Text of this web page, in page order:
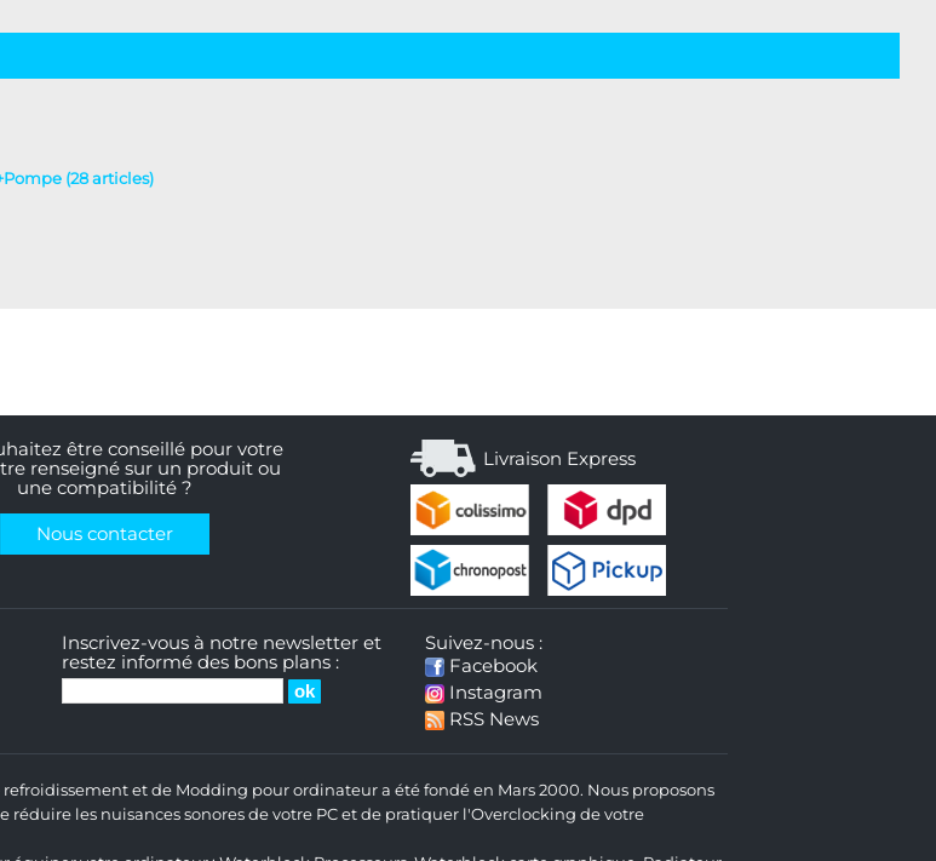
(28 articles)
être conseillé pour votre
renseigné sur un produit ou
une compatibilité ?
Nous contacter
Livraison Express
Inscrivez-vous à notre newsletter et
restez informé des bons plans :
Suivez-nous :
Facebook
Instagram
RSS News
et de Modding pour ordinateur a été fondé en Mars 2000. Nous proposons
les nuisances sonores de votre PC et de pratiquer l'Overclocking de votre